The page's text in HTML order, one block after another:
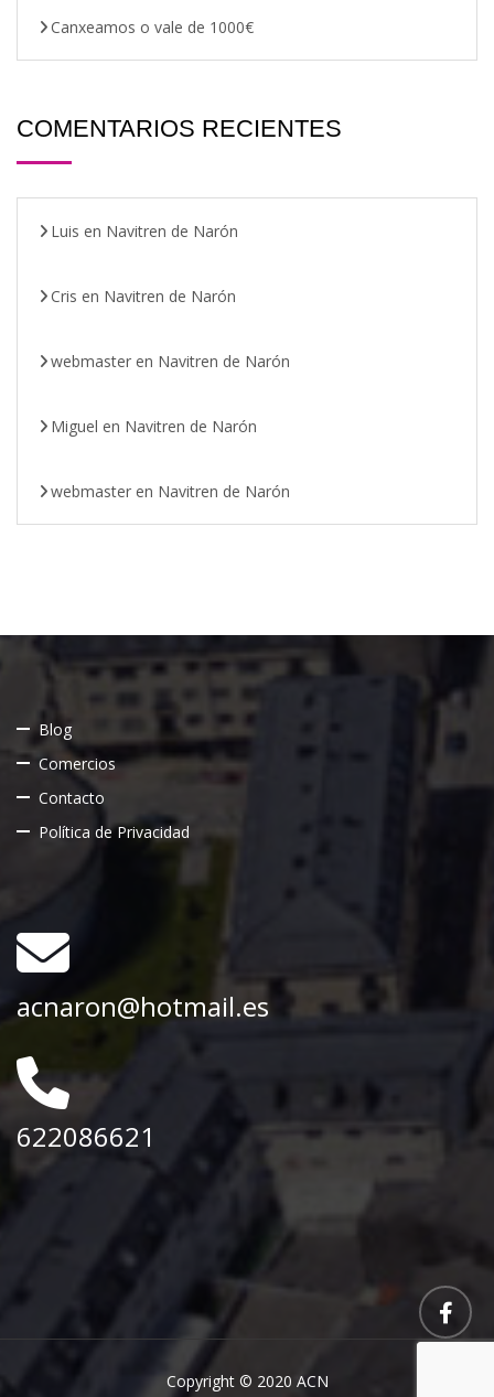
Canxeamos o vale de 1000€
COMENTARIOS RECIENTES
Luis en Navitren de Narón
Cris en Navitren de Narón
webmaster en Navitren de Narón
Miguel en Navitren de Narón
webmaster en Navitren de Narón
Blog
Comercios
Contacto
Política de Privacidad
acnaron@hotmail.es
622086621
Copyright © 2020 ACN